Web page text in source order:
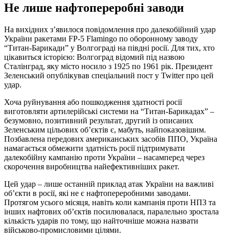
Не лише нафтопереробні заводи
На вихідних з’явилося повідомлення про далекобійний удар
України ракетами FP-5 Flamingo по оборонному заводу
“Титан-Барикади” у Волгограді на півдні росії. Для тих, хто
цікавиться історією: Волгоград відомий під назвою
Сталінград, яку місто носило з 1925 по 1961 рік. Президент
Зеленський опублікував спеціальний пост у Twitter про цей
удар.
Хоча руйнування або пошкодження здатності росії
виготовляти артилерійські системи на “Титан-Барикадах” –
безумовно, позитивний результат, другий із описаних
Зеленським цільових об’єктів є, мабуть, найпоказовішим.
Позбавлена передових американських засобів ППО, Україна
намагається обмежити здатність росії підтримувати
далекобійну кампанію проти України – насамперед через
скорочення виробництва найефективніших ракет.
Цей удар – лише останній приклад атак України на важливі
об’єкти в росії, які не є нафтопереробними заводами.
Протягом усього місяця, навіть коли кампанія проти НПЗ та
інших нафтових об’єктів посилювалася, паралельно зростала
кількість ударів по тому, що найточніше можна назвати
військово-промисловими цілями.